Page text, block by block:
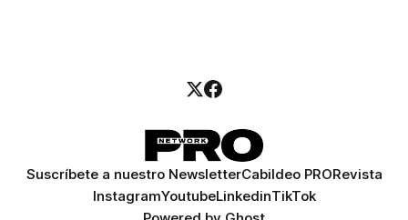
Suscríbete a nuestro NewsletterCabildeo PRORevista
InstagramYoutubeLinkedinTikTok